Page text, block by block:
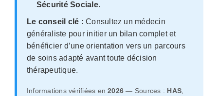
Sécurité Sociale.
Le conseil clé : Consultez un médecin
généraliste pour initier un bilan complet et
bénéficier d’une orientation vers un parcours
de soins adapté avant toute décision
thérapeutique.
Informations vérifiées en2026 — Sources : HAS,